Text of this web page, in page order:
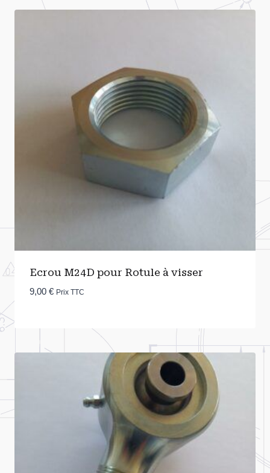
Ecrou M24D pour Rotule à visser
9,00 € Prix TTC